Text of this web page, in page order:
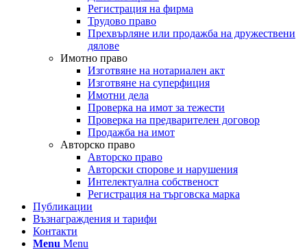
Регистрация на фирма
Трудово право
Прехвърляне или продажба на дружествени
дялове
Имотно право
Изготвяне на нотариален акт
Изготвяне на суперфиция
Имотни дела
Проверка на имот за тежести
Проверка на предварителен договор
Продажба на имот
Авторско право
Авторско право
Авторски спорове и нарушения
Интелектуална собственост
Регистрация на търговска марка
Публикации
Възнаграждения и тарифи
Контакти
Menu Menu